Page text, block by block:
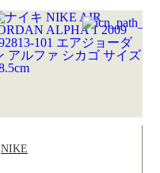
NIKE